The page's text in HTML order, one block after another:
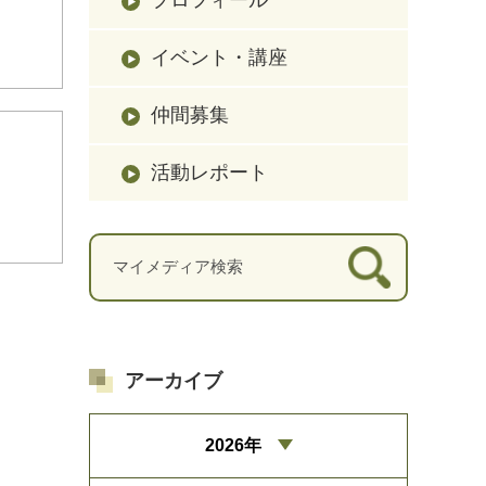
イベント・講座
仲間募集
活動レポート
アーカイブ
2026年